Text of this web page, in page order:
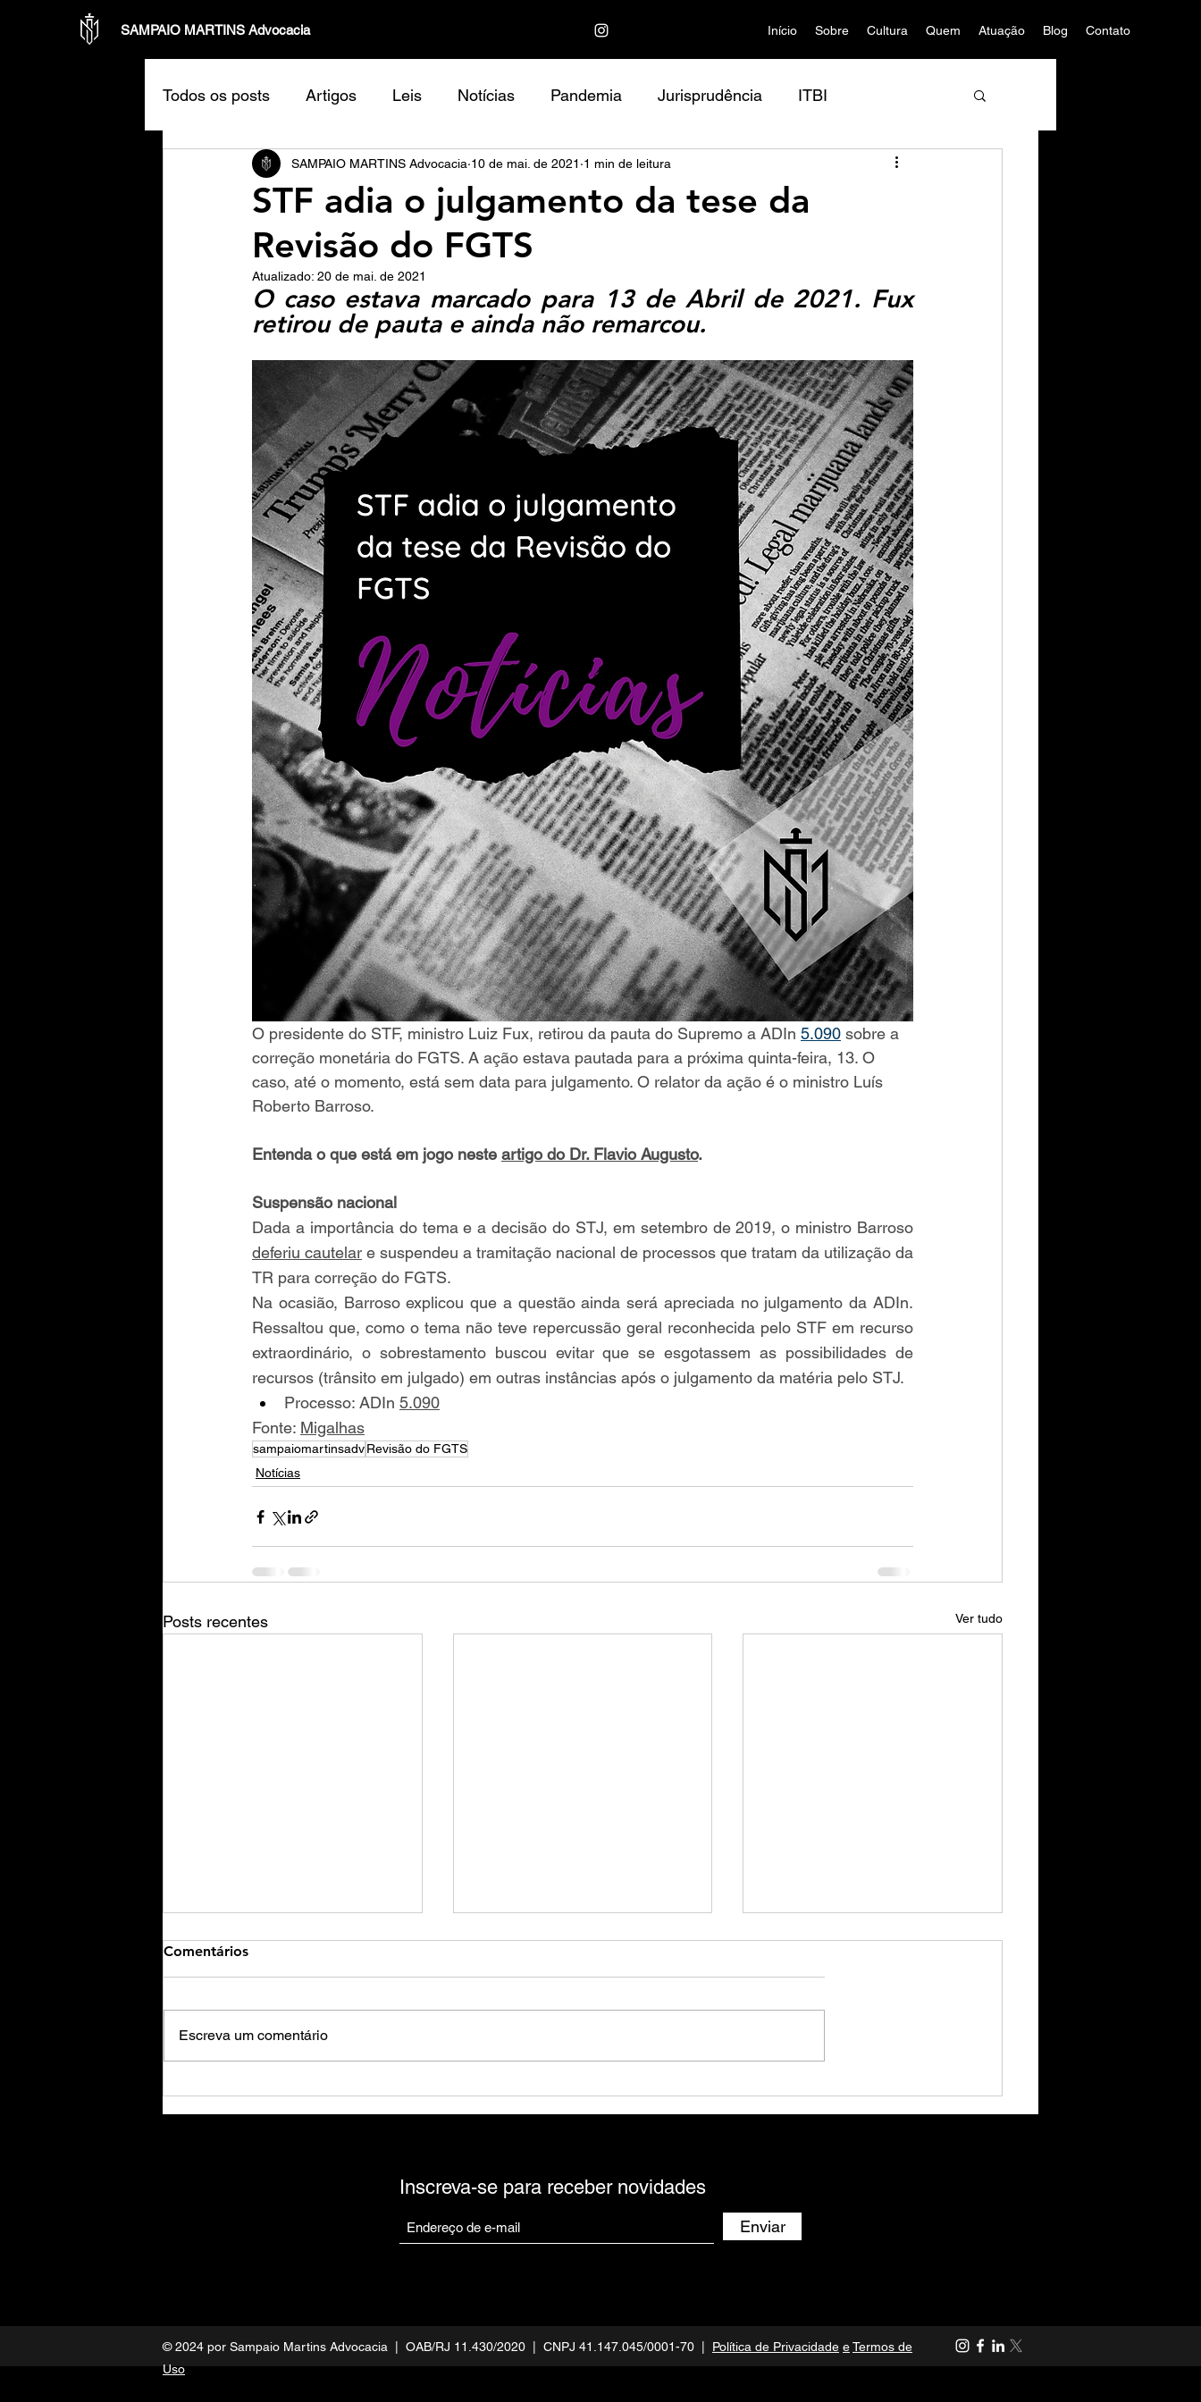
SAMPAIO MARTINS Advocacia Início Sobre Cultura Quem Atuação Blog Contato
Todos os posts Artigos Leis Notícias Pandemia Jurisprudência ITBI
STF adia o julgamento da tese da
Revisão do FGTS
SAMPAIO MARTINS Advocacia 10 de mai. de 2021 1 min de leitura
Atualizado: 20 de mai. de 2021
O caso estava marcado para 13 de Abril de 2021. Fux
retirou de pauta e ainda não remarcou.
O presidente do STF, ministro Luiz Fux, retirou da pauta do Supremo a ADIn 5.090 sobre a
correção monetária do FGTS. A ação estava pautada para a próxima quinta-feira, 13. O
caso, até o momento, está sem data para julgamento. O relator da ação é o ministro Luís
Roberto Barroso.
Entenda o que está em jogo neste artigo do Dr. Flavio Augusto.
Suspensão nacional
deferiu cautelar e suspendeu a tramitação nacional de processos que tratam da utilização da
TR para correção do FGTS.
Na ocasião, Barroso explicou que a questão ainda será apreciada no julgamento da ADIn.
Ressaltou que, como o tema não teve repercussão geral reconhecida pelo STF em recurso
extraordinário, o sobrestamento buscou evitar que se esgotassem as possibilidades de
recursos (trânsito em julgado) em outras instâncias após o julgamento da matéria pelo STJ.
Processo: ADIn 5.090
Fonte: Migalhas
sampaiomartinsadvRevisão do FGTS
Notícias
Posts recentes Ver tudo
INPC
Revisão do Valor do Aluguel
Advocacia 4.0?
Comentários
Escreva um comentário
Inscreva-se para receber novidades
Enviar
© 2024 por Sampaio Martins Advocacia | OAB/RJ 11.430/2020 | CNPJ 41.147.045/0001-70 | Política de Privacidade eTermos de
Uso